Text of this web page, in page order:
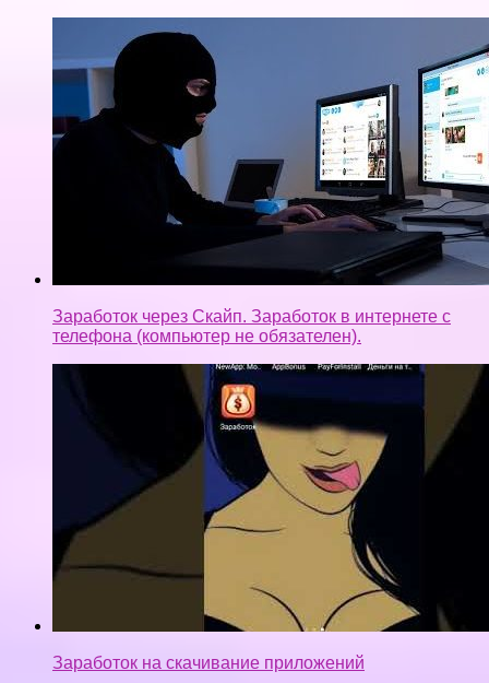
Заработок через Скайп. Заработок в интернете с
телефона (компьютер не обязателен).
Заработок на скачивание приложений